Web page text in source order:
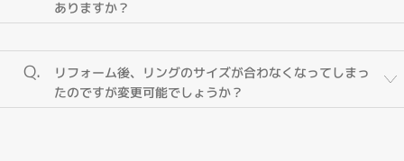
ETERNALは一生涯お客様に寄り添っていけるよう「一生涯保証」
康診断を行っております。定期的ジュエリー相談会も実施してお
りますにので、是非お気軽にご利用くださいませ。
ありますか？
A.
ジュエリーの状態に合わせたお磨きや洗浄などのメンテナ
ンスを致します。
専門店での定期的なクリーニングをオススメします。当社には専
Q.
リフォーム後、リングのサイズが合わなくなってしまっ
たのですが変更可能でしょうか？